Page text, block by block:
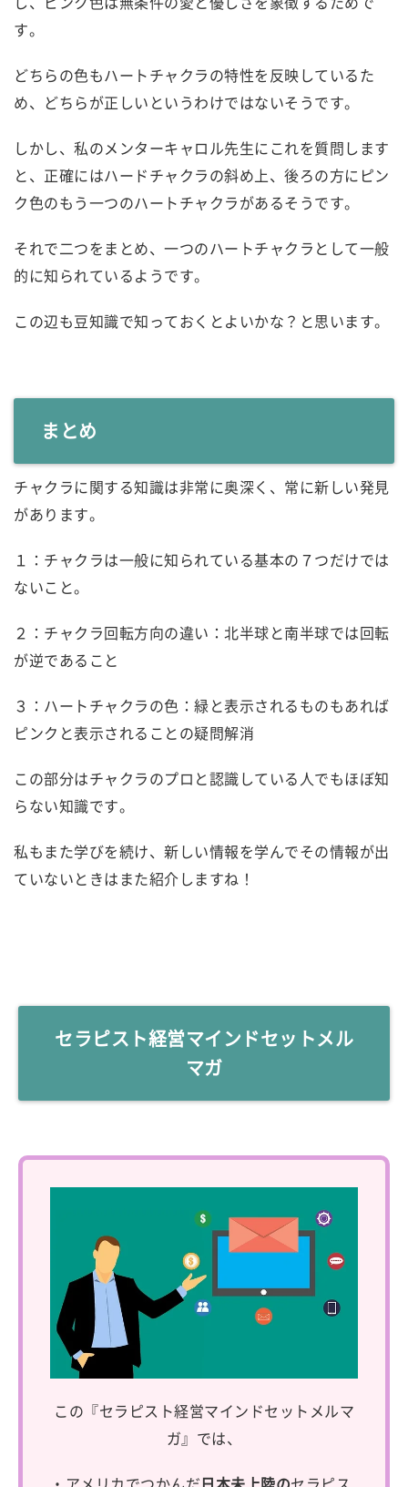
す。
どちらの色もハートチャクラの特性を反映しているた
め、どちらが正しいというわけではないそうです。
しかし、私のメンターキャロル先生にこれを質問します
と、正確にはハードチャクラの斜め上、後ろの方にピン
ク色のもう一つのハートチャクラがあるそうです。
それで二つをまとめ、一つのハートチャクラとして一般
的に知られているようです。
この辺も豆知識で知っておくとよいかな？と思います。
まとめ
チャクラに関する知識は非常に奥深く、常に新しい発見
があります。
１：チャクラは一般に知られている基本の７つだけでは
ないこと。
２：チャクラ回転方向の違い：北半球と南半球では回転
が逆であること
３：ハートチャクラの色：緑と表示されるものもあれば
ピンクと表示されることの疑問解消
この部分はチャクラのプロと認識している人でもほぼ知
らない知識です。
私もまた学びを続け、新しい情報を学んでその情報が出
ていないときはまた紹介しますね！
セラピスト経営マインドセットメル
マガ
この『セラピスト経営マインドセットメルマ
ガ』では、